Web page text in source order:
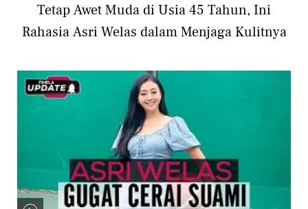
Tetap Awet Muda di Usia 45 Tahun, Ini
Rahasia Asri Welas dalam Menjaga Kulitnya